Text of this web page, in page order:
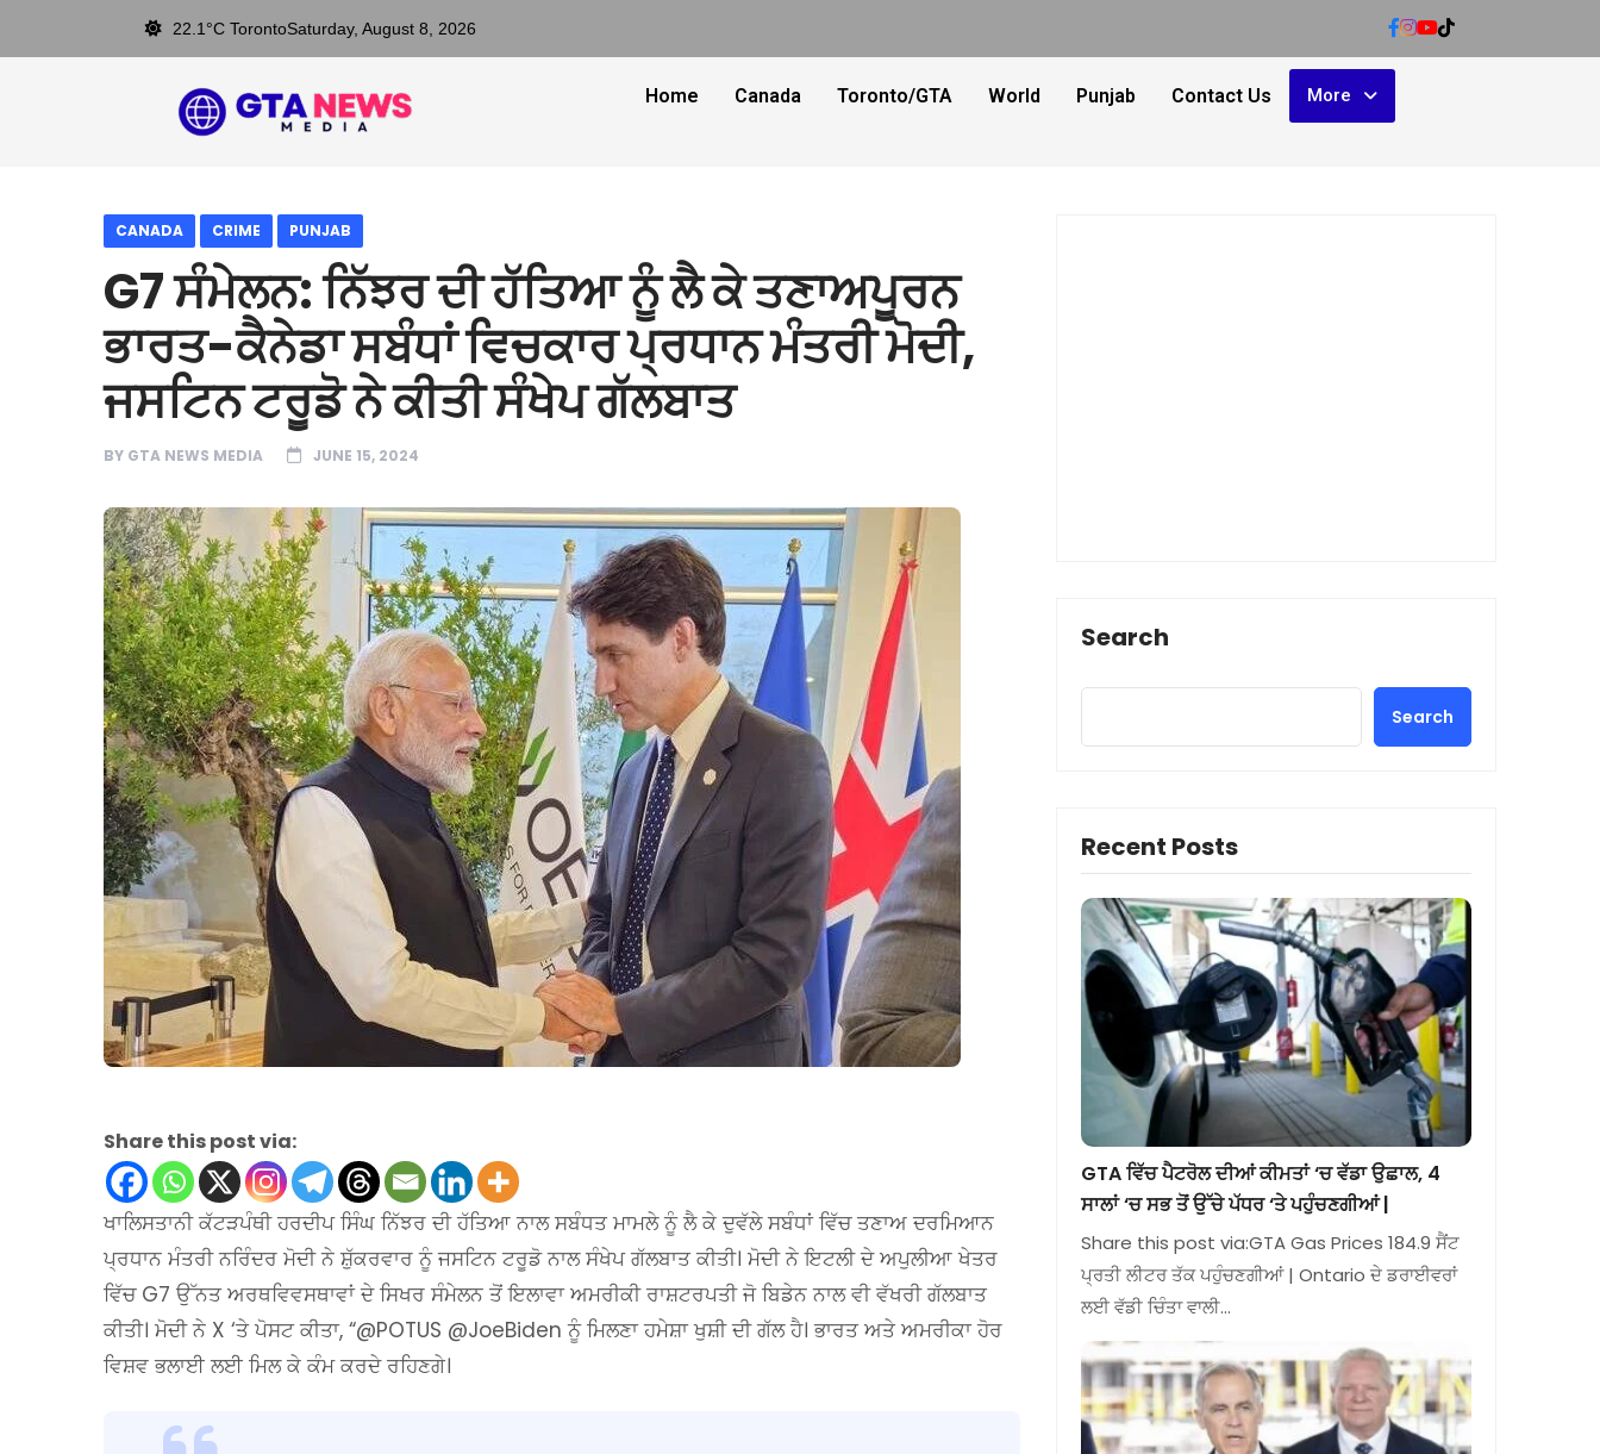
22.1°C TorontoSaturday, August 8, 2026
Home Canada Toronto/GTA World Punjab Contact Us More
CANADA CRIME PUNJAB
G7 ਸੰਮੇਲਨ: ਨਿੱਝਰ ਦੀ ਹੱਤਿਆ ਨੂੰ ਲੈ ਕੇ ਤਣਾਅਪੂਰਨ
ਭਾਰਤ-ਕੈਨੇਡਾ ਸਬੰਧਾਂ ਵਿਚਕਾਰ ਪ੍ਰਧਾਨ ਮੰਤਰੀ ਮੋਦੀ,
ਜਸਟਿਨ ਟਰੂਡੋ ਨੇ ਕੀਤੀ ਸੰਖੇਪ ਗੱਲਬਾਤ
BY GTA NEWS MEDIA JUNE 15, 2024
Share this post via:
ਖਾਲਿਸਤਾਨੀ ਕੱਟੜਪੰਥੀ ਹਰਦੀਪ ਸਿੰਘ ਨਿੱਝਰ ਦੀ ਹੱਤਿਆ ਨਾਲ ਸਬੰਧਤ ਮਾਮਲੇ ਨੂੰ ਲੈ ਕੇ ਦੁਵੱਲੇ ਸਬੰਧਾਂ ਵਿੱਚ ਤਣਾਅ ਦਰਮਿਆਨ
ਪ੍ਰਧਾਨ ਮੰਤਰੀ ਨਰਿੰਦਰ ਮੋਦੀ ਨੇ ਸ਼ੁੱਕਰਵਾਰ ਨੂੰ ਜਸਟਿਨ ਟਰੂਡੋ ਨਾਲ ਸੰਖੇਪ ਗੱਲਬਾਤ ਕੀਤੀ। ਮੋਦੀ ਨੇ ਇਟਲੀ ਦੇ ਅਪੁਲੀਆ ਖੇਤਰ
ਵਿੱਚ G7 ਉੱਨਤ ਅਰਥਵਿਵਸਥਾਵਾਂ ਦੇ ਸਿਖਰ ਸੰਮੇਲਨ ਤੋਂ ਇਲਾਵਾ ਅਮਰੀਕੀ ਰਾਸ਼ਟਰਪਤੀ ਜੋ ਬਿਡੇਨ ਨਾਲ ਵੀ ਵੱਖਰੀ ਗੱਲਬਾਤ
ਕੀਤੀ। ਮੋਦੀ ਨੇ X ‘ਤੇ ਪੋਸਟ ਕੀਤਾ, “@POTUS @JoeBiden ਨੂੰ ਮਿਲਣਾ ਹਮੇਸ਼ਾ ਖੁਸ਼ੀ ਦੀ ਗੱਲ ਹੈ। ਭਾਰਤ ਅਤੇ ਅਮਰੀਕਾ ਹੋਰ
ਵਿਸ਼ਵ ਭਲਾਈ ਲਈ ਮਿਲ ਕੇ ਕੰਮ ਕਰਦੇ ਰਹਿਣਗੇ।
Search
Search
Recent Posts
GTA ਵਿੱਚ ਪੈਟਰੋਲ ਦੀਆਂ ਕੀਮਤਾਂ ‘ਚ ਵੱਡਾ ਉਛਾਲ, 4
ਸਾਲਾਂ ‘ਚ ਸਭ ਤੋਂ ਉੱਚੇ ਪੱਧਰ ‘ਤੇ ਪਹੁੰਚਣਗੀਆਂ |
Share this post via:GTA Gas Prices 184.9 ਸੈਂਟ
ਪ੍ਰਤੀ ਲੀਟਰ ਤੱਕ ਪਹੁੰਚਣਗੀਆਂ | Ontario ਦੇ ਡਰਾਈਵਰਾਂ
ਲਈ ਵੱਡੀ ਚਿੰਤਾ ਵਾਲੀ…